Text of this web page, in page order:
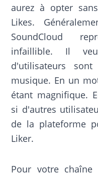
aurez à opter
Likes.
SoundCloud
infaillible. Il
d'utilisateurs
musique. En un
étant magnifique.
si d'autres
de la plateforme
Liker.
Pour votre chaîne